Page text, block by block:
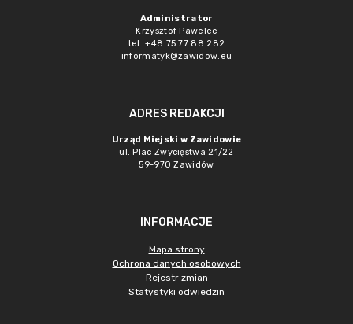
Administrator
Krzysztof Pawelec
tel. +48 75 77 88 282
informatyk@zawidow.eu
ADRES REDAKCJI
Urząd Miejski w Zawidowie
ul. Plac Zwycięstwa 21/22
59-970 Zawidów
INFORMACJE
Mapa strony
Ochrona danych osobowych
Rejestr zmian
Statystyki odwiedzin